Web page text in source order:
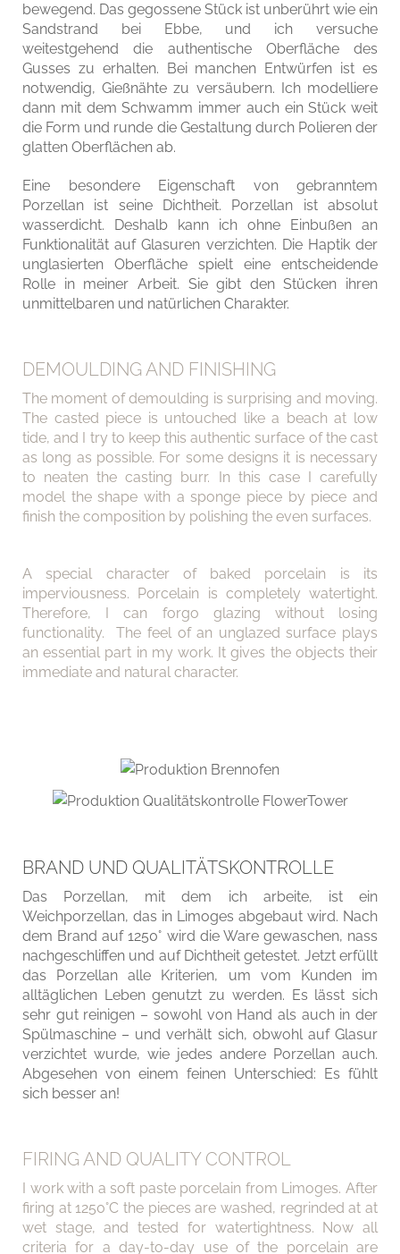
bewegend. Das gegossene Stück ist unberührt wie ein
Sandstrand bei Ebbe, und ich versuche
weitestgehend die authentische Oberfläche des
Gusses zu erhalten. Bei manchen Entwürfen ist es
notwendig, Gießnähte zu versäubern. Ich modelliere
dann mit dem Schwamm immer auch ein Stück weit
die Form und runde die Gestaltung durch Polieren der
glatten Oberflächen ab.
Eine besondere Eigenschaft von gebranntem
Porzellan ist seine Dichtheit. Porzellan ist absolut
wasserdicht. Deshalb kann ich ohne Einbußen an
Funktionalität auf Glasuren verzichten. Die Haptik der
unglasierten Oberfläche spielt eine entscheidende
Rolle in meiner Arbeit. Sie gibt den Stücken ihren
unmittelbaren und natürlichen Charakter.
DEMOULDING AND FINISHING
The moment of demoulding is surprising and moving.
The casted piece is untouched like a beach at low
tide, and I try to keep this authentic surface of the cast
as long as possible. For some designs it is necessary
to neaten the casting burr. In this case I carefully
model the shape with a sponge piece by piece and
finish the composition by polishing the even surfaces.
A special character of baked porcelain is its
imperviousness. Porcelain is completely watertight.
Therefore, I can forgo glazing without losing
functionality. The feel of an unglazed surface plays
an essential part in my work. It gives the objects their
immediate and natural character.
BRAND UND QUALITÄTSKONTROLLE
Das Porzellan, mit dem ich arbeite, ist ein
Weichporzellan, das in Limoges abgebaut wird. Nach
dem Brand auf 1250° wird die Ware gewaschen, nass
nachgeschliffen und auf Dichtheit getestet. Jetzt erfüllt
das Porzellan alle Kriterien, um vom Kunden im
alltäglichen Leben genutzt zu werden. Es lässt sich
sehr gut reinigen – sowohl von Hand als auch in der
Spülmaschine – und verhält sich, obwohl auf Glasur
verzichtet wurde, wie jedes andere Porzellan auch.
Abgesehen von einem feinen Unterschied: Es fühlt
sich besser an!
FIRING AND QUALITY CONTROL
I work with a soft paste porcelain from Limoges. After
firing at 1250°C the pieces are washed, regrinded at at
wet stage, and tested for watertightness. Now all
criteria for a day-to-day use of the porcelain are